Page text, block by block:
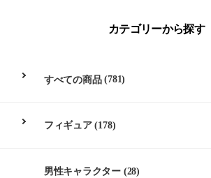
カテゴリーから探す
すべての商品(781)
フィギュア(178)
男性キャラクター (28)